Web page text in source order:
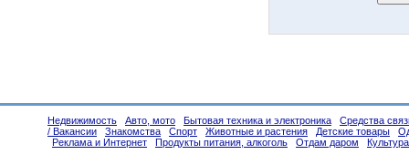
Недвижимость Авто, мото Бытовая техника и электроника
Средства
/ Вакансии
Знакомства Спорт Животные и растения Детские товары
Реклама и Интернет
Продукты питания, алкоголь Отдам даром